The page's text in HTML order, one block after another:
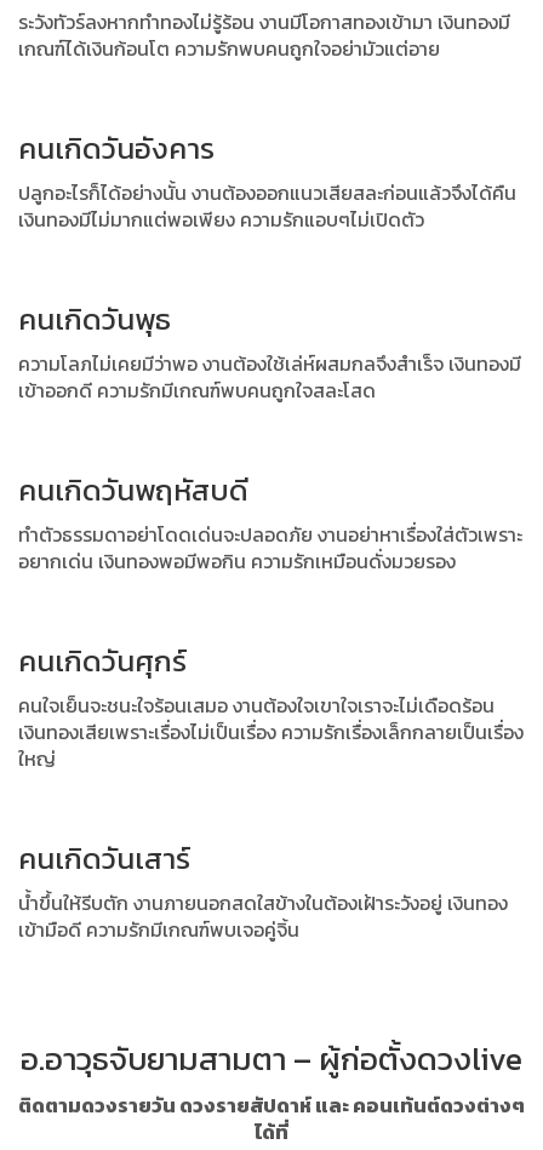
ระวังทัวร์ลงหากทำทองไม่รู้ร้อน งานมีโอกาสทองเข้ามา เงินทองมี
เกณฑ์ได้เงินก้อนโต ความรักพบคนถูกใจอย่ามัวแต่อาย
คนเกิดวันอังคาร
ปลูกอะไรก็ได้อย่างนั้น งานต้องออกแนวเสียสละก่อนแล้วจึงได้คืน
เงินทองมีไม่มากแต่พอเพียง ความรักแอบๆไม่เปิดตัว
คนเกิดวันพุธ
ความโลภไม่เคยมีว่าพอ งานต้องใช้เล่ห์ผสมกลจึงสำเร็จ เงินทองมี
เข้าออกดี ความรักมีเกณฑ์พบคนถูกใจสละโสด
คนเกิดวันพฤหัสบดี
ทำตัวธรรมดาอย่าโดดเด่นจะปลอดภัย งานอย่าหาเรื่องใส่ตัวเพราะ
อยากเด่น เงินทองพอมีพอกิน ความรักเหมือนดั่งมวยรอง
คนเกิดวันศุกร์
คนใจเย็นจะชนะใจร้อนเสมอ งานต้องใจเขาใจเราจะไม่เดือดร้อน
เงินทองเสียเพราะเรื่องไม่เป็นเรื่อง ความรักเรื่องเล็กกลายเป็นเรื่อง
ใหญ่
คนเกิดวันเสาร์
น้ำขึ้นให้รีบตัก งานภายนอกสดใสข้างในต้องเฝ้าระวังอยู่ เงินทอง
เข้ามือดี ความรักมีเกณฑ์พบเจอคู่จิ้น
อ.อาวุธจับยามสามตา – ผู้ก่อตั้งดวงlive
ติดตามดวงรายวัน ดวงรายสัปดาห์ และ คอนเท้นต์ดวงต่างๆ
ได้ที่